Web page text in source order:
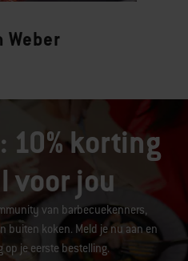
10% korting
voor jou
van barbecuekenners,
buiten koken. Meld je nu aan en
op je eerste bestelling.